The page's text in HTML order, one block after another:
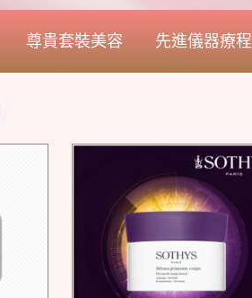
尊貴套裝美容 先進儀器療程